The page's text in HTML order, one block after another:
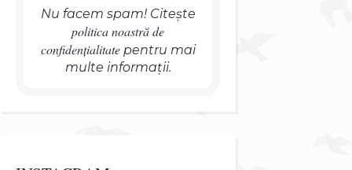
Nu facem spam! Citește
politica noastră de
confidențialitatepentru mai
multe informații.